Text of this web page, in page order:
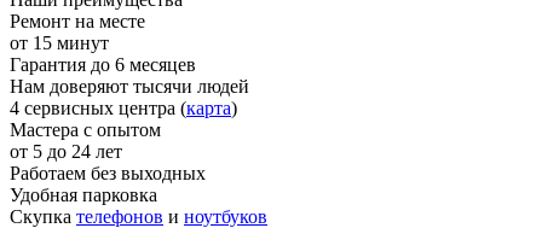
Ремонт на месте
от 15 минут
Гарантия до 6 месяцев
Нам доверяют тысячи людей
4 сервисных центра (карта)
Мастера с опытом
от 5 до 24 лет
Работаем без выходных
Удобная парковка
Скупка телефонов и ноутбуков